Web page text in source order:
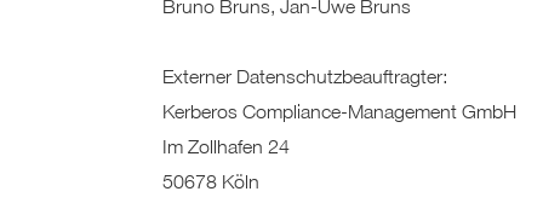
Bruno Bruns, Jan-Uwe Bruns
Externer Datenschutzbeauftragter:
Kerberos Compliance-Management GmbH
Im Zollhafen 24
50678 Köln